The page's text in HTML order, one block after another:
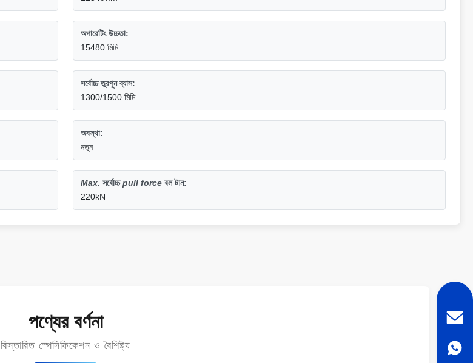
অপারেটিং উচ্চতা:
15480 মিমি
সর্বোচ্চ তুরপুন ব্যাস:
1300/1500 মিমি
অবস্থা:
নতুন
Max. সর্বোচ্চ pull force বল টান:
220kN
পণ্যের বর্ণনা
বিস্তারিত স্পেসিফিকেশন ও বৈশিষ্ট্য